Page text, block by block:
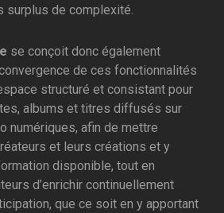
surplus de complexité.
se conçoit donc également
de ces fonctionnalités
structuré et consistant pour
albums et titres diffusés sur
numériques, afin de mettre
et leurs créations et y
disponible, tout en
d’enrichir continuellement
que ce soit en y apportant